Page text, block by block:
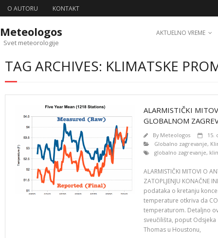
O AUTORU KONTAKT
Meteologos
Svet meteorologije
AKTUELNO VREME
TAG ARCHIVES: KLIMATSKE
ALARMISTIČKI
GLOBALNOM
By Meteologos
15.
Globalno zagrevanje,
globalno zagrevanje,
ALARMISTIČKI MITOVI O
ZATOPLJENJU KONAČNE
podataka o kretanju
temperature otkriva da
temperaturom. Detaljno
sveučilišta, poput Odsjeka
Thomas u Houstonu,